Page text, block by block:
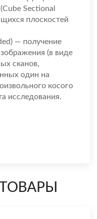
Sectional
плоскостей
— получение
(в виде
сканов,
один на
косого
исследования.